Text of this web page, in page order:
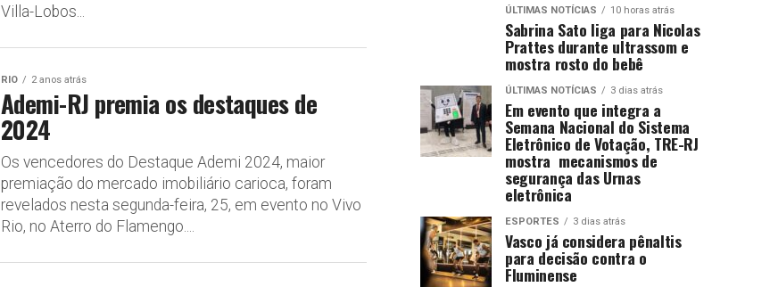
Villa-Lobos...
RIO 2 anos atrás
Ademi-RJ premia os destaques de
2024
Os vencedores do Destaque Ademi 2024, maior
premiação do mercado imobiliário carioca, foram
revelados nesta segunda-feira, 25, em evento no Vivo
Rio, no Aterro do Flamengo....
ÚLTIMAS NOTÍCIAS 10 horas atrás
Sabrina Sato liga para Nicolas
Prattes durante ultrassom e
mostra rosto do bebê
ÚLTIMAS NOTÍCIAS 3 dias atrás
Em evento que integra a
Semana Nacional do Sistema
Eletrônico de Votação, TRE-RJ
mostra mecanismos de
segurança das Urnas
eletrônica
ESPORTES 3 dias atrás
Vasco já considera pênaltis
para decisão contra o
Fluminense